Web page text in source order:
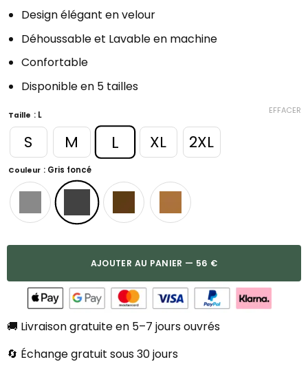
prix :
à
Design élégant en velour
Déhoussable et Lavable en machine
Confortable
Disponible en 5 tailles
Taille : L
S M L XL 2XL
Couleur : Gris foncé
EFFACER
AJOUTER AU PANIER — 56 €
🚚 Livraison gratuite en 5–7 jours ouvrés
🔄 Échange gratuit sous 30 jours